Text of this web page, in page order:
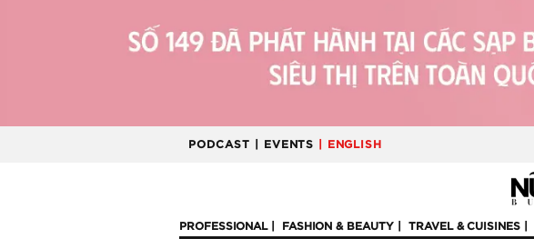
PODCAST | EVENTS | ENGLISH
PROFESSIONAL FASHION & BEAUTY TRAVEL & CUISINES